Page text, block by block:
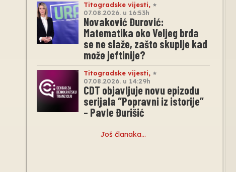
Titogradske vijesti,
07.08.2026. u 16:53h
Novaković Đurović:
Matematika oko Veljeg brda
se ne slaže, zašto skuplje kad
može jeftinije?
Titogradske vijesti,
07.08.2026. u 14:29h
CDT objavljuje novu epizodu
serijala “Popravni iz istorije”
– Pavle Đurišić
Još članaka…